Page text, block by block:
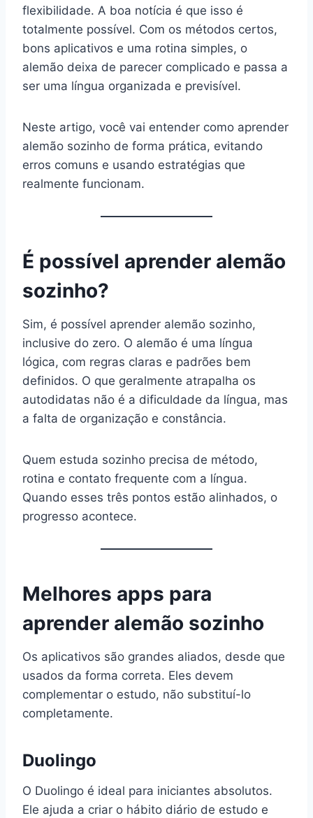
flexibilidade. A boa notícia é que isso é
totalmente possível. Com os métodos certos,
bons aplicativos e uma rotina simples, o
alemão deixa de parecer complicado e passa a
ser uma língua organizada e previsível.
Neste artigo, você vai entender como aprender
alemão sozinho de forma prática, evitando
erros comuns e usando estratégias que
realmente funcionam.
É possível aprender alemão
sozinho?
Sim, é possível aprender alemão sozinho,
inclusive do zero. O alemão é uma língua
lógica, com regras claras e padrões bem
definidos. O que geralmente atrapalha os
autodidatas não é a dificuldade da língua, mas
a falta de organização e constância.
Quem estuda sozinho precisa de método,
rotina e contato frequente com a língua.
Quando esses três pontos estão alinhados, o
progresso acontece.
Melhores apps para
aprender alemão sozinho
Os aplicativos são grandes aliados, desde que
usados da forma correta. Eles devem
complementar o estudo, não substituí-lo
completamente.
Duolingo
O Duolingo é ideal para iniciantes absolutos.
Ele ajuda a criar o hábito diário de estudo e